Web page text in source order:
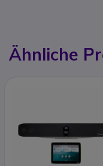
Ähnliche